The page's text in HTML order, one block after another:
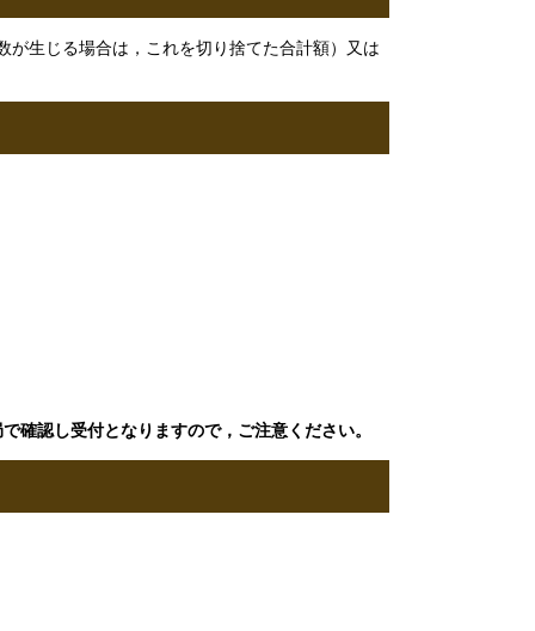
生じる場合は，これを切り捨てた合計額）又は
確認し受付となりますので，ご注意ください。